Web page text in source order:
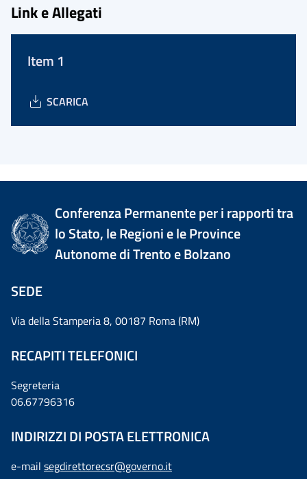
Link e Allegati
Item 1
SCARICA
Conferenza Permanente per i rapporti tra
lo Stato, le Regioni e le Province
Autonome di Trento e Bolzano
SEDE
Via della Stamperia 8, 00187 Roma (RM)
RECAPITI TELEFONICI
Segreteria
06.67796316
INDIRIZZI DI POSTA ELETTRONICA
e-mail segdirettorecsr@governo.it